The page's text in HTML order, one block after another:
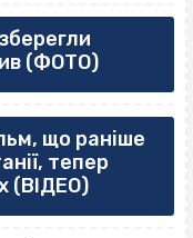
(ФОТО)
що раніше
тепер
(ВІДЕО)